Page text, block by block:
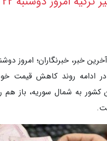
در ادامه روند کاهش قیمت
کشور به شمال سوریه، باز